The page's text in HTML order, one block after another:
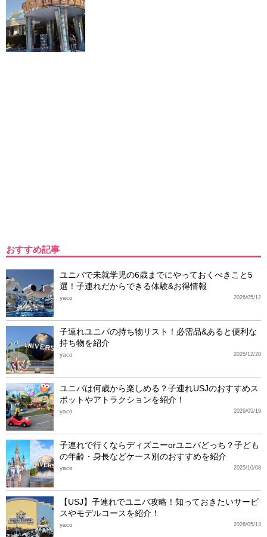
おすすめ記事
ユニバで未就学児の6歳までにやっておくべきこと5
選！子連れだからできる体験&お得情報
2026/05/12
yaco
子連れユニバの持ち物リスト！必需品&あると便利な
持ち物を紹介
2025/12/20
yaco
ユニバは何歳から楽しめる？子連れUSJのおすすめス
ポットやアトラクションを紹介！
2026/05/19
yaco
子連れで行くならディズニーorユニバどっち？子ども
の年齢・身長などケース別のおすすめを紹介
2025/10/08
yaco
【USJ】子連れでユニバ攻略！知っておきたいサービ
スやモデルコースを紹介！
2026/05/13
yaco